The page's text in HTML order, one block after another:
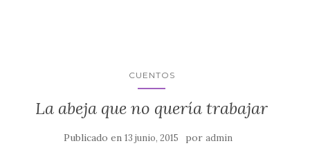
CUENTOS
La abeja que no quería trabajar
Publicado en 13 junio, 2015 por admin